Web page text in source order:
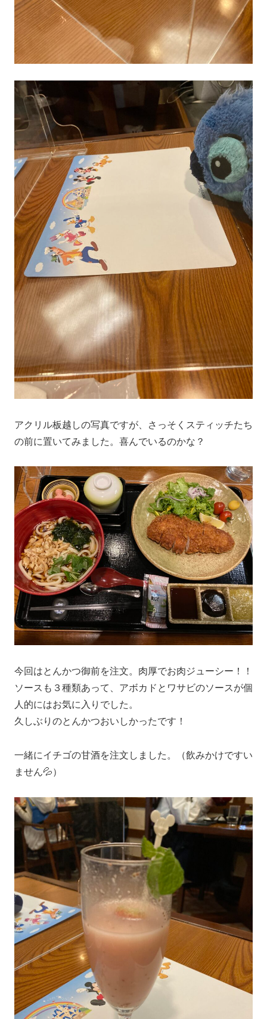
アクリル板越しの写真ですが、さっそくスティッチたち
の前に置いてみました。喜んでいるのかな？
今回はとんかつ御前を注文。肉厚でお肉ジューシー！！
ソースも３種類あって、アボカドとワサビのソースが個
人的にはお気に入りでした。
久しぶりのとんかつおいしかったです！
一緒にイチゴの甘酒を注文しました。（飲みかけですい
ません💦）